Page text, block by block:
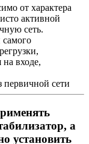
от характера
активной
сеть.
самого
входе,
первичной сети
а
установить